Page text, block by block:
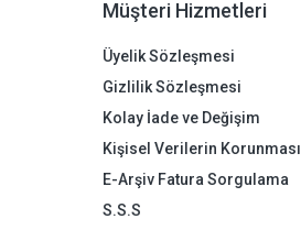
Müşteri Hizmetleri
Üyelik Sözleşmesi
Gizlilik Sözleşmesi
Kolay İade ve Değişim
Kişisel Verilerin Korunması
E-Arşiv Fatura Sorgulama
S.S.S